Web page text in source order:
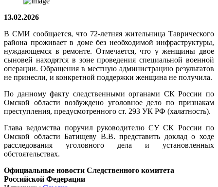
13.02.2026
В СМИ сообщается, что 72-летняя жительница Таврического
района проживает в доме без необходимой инфраструктуры,
нуждающемся в ремонте. Отмечается, что у женщины двое
сыновей находятся в зоне проведения специальной военной
операции. Обращения в местную администрацию результатов
не принесли, и конкретной поддержки женщина не получила.
По данному факту следственными органами СК России по
Омской области возбуждено уголовное дело по признакам
преступления, предусмотренного ст. 293 УК РФ (халатность).
Глава ведомства поручил руководителю СУ СК России по
Омской области Батищеву В.В. представить доклад о ходе
расследования уголовного дела и установленных
обстоятельствах.
Официальные новости Следственного комитета
Российской Федерации